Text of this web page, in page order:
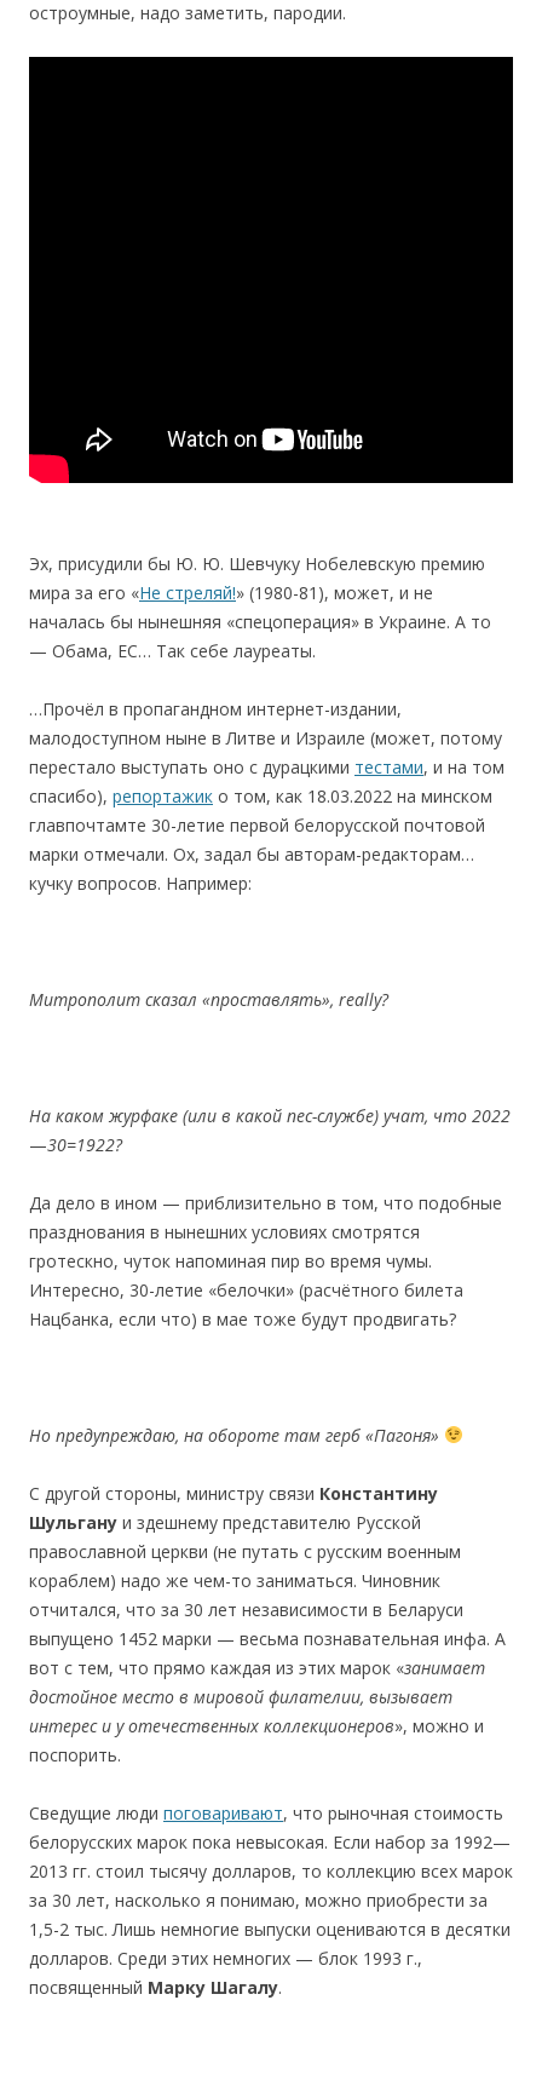
остроумные, надо заметить, пародии.
Эх, приcудили бы Ю. Ю. Шевчуку Нобелевскую премию
мира за его «Не стреляй!» (1980-81), может, и не
началась бы нынешняя «спецоперация» в Украине. А то
— Обама, ЕС… Так cебе лауреаты.
…Прочёл в пропагандном интернет-издании,
малодоступном ныне в Литве и Израиле (может, потому
перестало выступать оно с дурацкими тестами, и на том
спасибо), репортажик о том, как 18.03.2022 на минском
главпочтамте 30-летие первой белорусской почтовой
марки отмечали. Ох, задал бы авторам-редакторам…
кучку вопросов. Например:
Митрополит сказал «проставлять», really?
На каком журфаке (или в какой пес-cлужбе) учат, что 2022
—30=1922?
Да дело в ином — приблизительно в том, что подобные
празднования в нынешних условиях смотрятся
гротескно, чуток напоминая пир во время чумы.
Интересно, 30-летие «белочки» (расчётного билета
Нацбанка, если что) в мае тоже будут продвигать?
Но предупреждаю, на обороте там герб «Пагоня»
С другой стороны, министру cвязи Конcтантину
Шульгану и здешнему представителю Русской
православной церкви (не путать с русским военным
кораблем) надо же чем-то заниматься. Чиновник
отчитался, что за 30 лет независимости в Беларуси
выпущено 1452 марки — весьма познавательная инфа. А
вот с тем, что прямо каждая из этих марок «занимает
достойное место в мировой филателии, вызывает
интерес и у отечественных коллекционеров», можно и
поспорить.
Cведущие люди поговаривают, что рыночная стоимость
белорусских марок пока невысокая. Если набор за 1992—
2013 гг. стоил тысячу долларов, то коллекцию всех марок
за 30 лет, насколько я понимаю, можно приобрести за
1,5-2 тыс. Лишь немногие выпуски оцениваются в десятки
долларов. Среди этих немногих — блок 1993 г.,
посвященный Марку Шагалу.